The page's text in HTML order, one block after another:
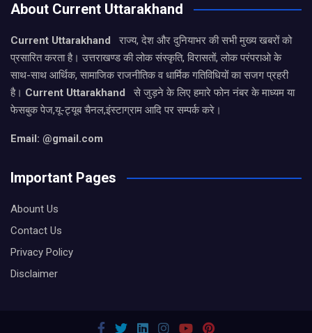
About Current Uttarakhand
Current Uttarakhand
राज्य, देश और दुनियाभर की सभी मुख्य खबरों को
प्रसारित करता है। उत्तराखण्ड की लोक संस्कृति, विरासतों, लोक परंपराओ के
साथ-साथ आर्थिक, सामाजिक राजनीतिक व धार्मिक गतिविधियों का सजग प्रहरी
है। Current Uttarakhand
से जुड़ने के लिए हमारे फोन नंबर के माध्यम या
फेसबुक पेज,यू-ट्यूब चैनल,इंस्टाग्राम आदि पर सम्पर्क करे।
Email: @gmail.com
Important Pages
Abount Us
Contact Us
Privacy Policy
Disclaimer